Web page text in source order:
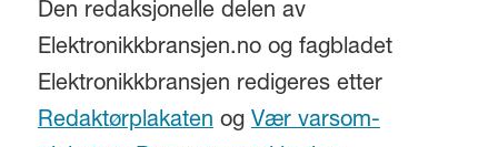
Den redaksjonelle delen av
Elektronikkbransjen.no og fagbladet
Elektronikkbransjen redigeres etter
Redaktørplakatenog Vær varsom-